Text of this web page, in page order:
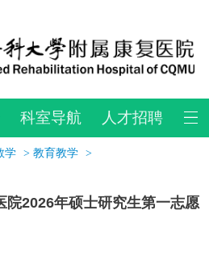
科室导航 人才招聘
学 > 教育教学 >
院2026年硕士研究生第一志愿